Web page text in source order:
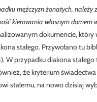
mężczyzn żonatych,
kierowania własnym
dokumencie,
stałego. Przywołano tu
W przypadku diakona
że kryterium
stałemu, na nowo dzisiaj